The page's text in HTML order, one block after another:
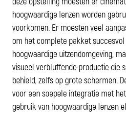
hoogwaardige lenzen worden
voorkomen. Er moesten veel
om het complete pakket
hoogwaardige uitzendomgeving,
visueel verbluffende productie die
behield, zelfs op grote schermen.
voor een soepele integratie met
gebruik van hoogwaardige lenzen